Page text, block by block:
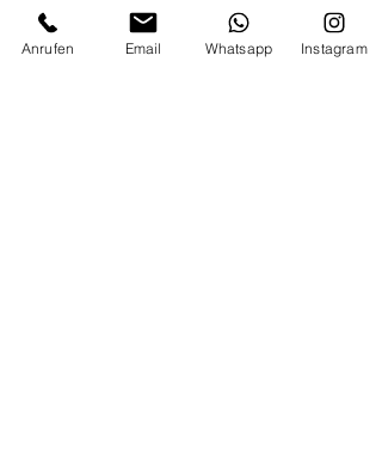
Anrufen Email Whatsapp Instagram